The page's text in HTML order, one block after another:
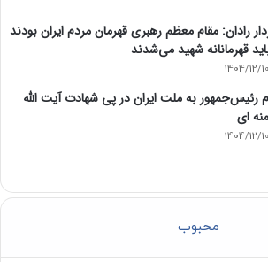
رادان: مقام معظم رهبری قهرمان مردم ایران بودند
قهرمانانه شهید می‌شدند
1404/12/10
رئیس‌جمهور به ملت ایران در پی شهادت آیت الله
ای
1404/12/10
محبوب